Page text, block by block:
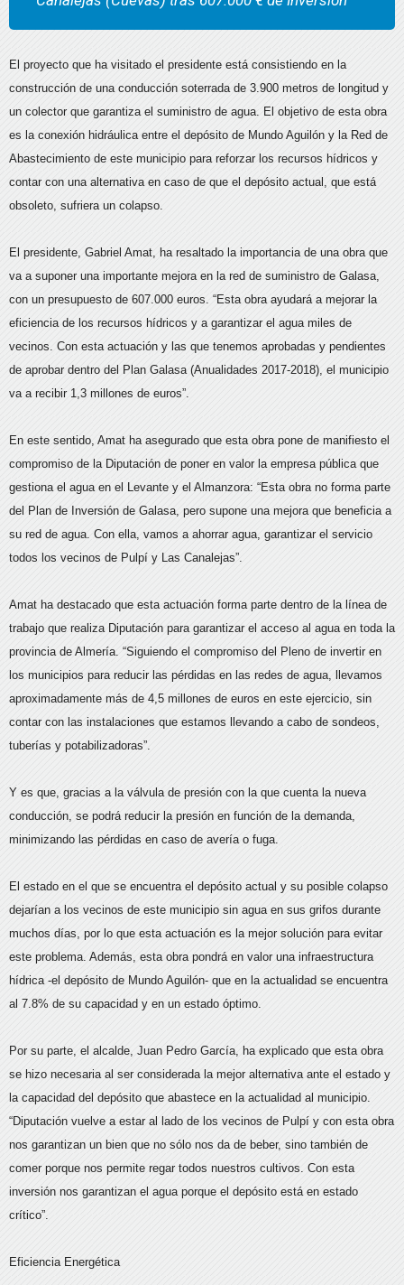
El proyecto que ha visitado el presidente está consistiendo en la
construcción de una conducción soterrada de 3.900 metros de longitud y
un colector que garantiza el suministro de agua. El objetivo de esta obra
es la conexión hidráulica entre el depósito de Mundo Aguilón y la Red de
Abastecimiento de este municipio para reforzar los recursos hídricos y
contar con una alternativa en caso de que el depósito actual, que está
obsoleto, sufriera un colapso.
El presidente, Gabriel Amat, ha resaltado la importancia de una obra que
va a suponer una importante mejora en la red de suministro de Galasa,
con un presupuesto de 607.000 euros. “Esta obra ayudará a mejorar la
eficiencia de los recursos hídricos y a garantizar el agua miles de
vecinos. Con esta actuación y las que tenemos aprobadas y pendientes
de aprobar dentro del Plan Galasa (Anualidades 2017-2018), el municipio
va a recibir 1,3 millones de euros”.
En este sentido, Amat ha asegurado que esta obra pone de manifiesto el
compromiso de la Diputación de poner en valor la empresa pública que
gestiona el agua en el Levante y el Almanzora: “Esta obra no forma parte
del Plan de Inversión de Galasa, pero supone una mejora que beneficia a
su red de agua. Con ella, vamos a ahorrar agua, garantizar el servicio
todos los vecinos de Pulpí y Las Canalejas”.
Amat ha destacado que esta actuación forma parte dentro de la línea de
trabajo que realiza Diputación para garantizar el acceso al agua en toda la
provincia de Almería. “Siguiendo el compromiso del Pleno de invertir en
los municipios para reducir las pérdidas en las redes de agua, llevamos
aproximadamente más de 4,5 millones de euros en este ejercicio, sin
contar con las instalaciones que estamos llevando a cabo de sondeos,
tuberías y potabilizadoras”.
Y es que, gracias a la válvula de presión con la que cuenta la nueva
conducción, se podrá reducir la presión en función de la demanda,
minimizando las pérdidas en caso de avería o fuga.
El estado en el que se encuentra el depósito actual y su posible colapso
dejarían a los vecinos de este municipio sin agua en sus grifos durante
muchos días, por lo que esta actuación es la mejor solución para evitar
este problema. Además, esta obra pondrá en valor una infraestructura
hídrica -el depósito de Mundo Aguilón- que en la actualidad se encuentra
al 7.8% de su capacidad y en un estado óptimo.
Por su parte, el alcalde, Juan Pedro García, ha explicado que esta obra
se hizo necesaria al ser considerada la mejor alternativa ante el estado y
la capacidad del depósito que abastece en la actualidad al municipio.
“Diputación vuelve a estar al lado de los vecinos de Pulpí y con esta obra
nos garantizan un bien que no sólo nos da de beber, sino también de
comer porque nos permite regar todos nuestros cultivos. Con esta
inversión nos garantizan el agua porque el depósito está en estado
crítico”.
Eficiencia Energética